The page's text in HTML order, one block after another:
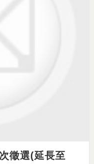
徵選(延長至